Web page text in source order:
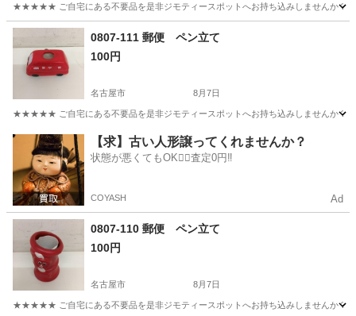
★★★★★ ご自宅にある不要品を是非ジモティースポットへお持ち込みしませんか？
愛知 名古屋市 現地
0807-111 郵便 ペン立て
100円
名古屋市 8月7日
★★★★★ ご自宅にある不要品を是非ジモティースポットへお持ち込みしませんか？
愛知 名古屋市 その他 現地
【求】古い人形譲ってくれませんか？
状態が悪くてもOK🙆‍♀️査定0円‼️
COYASH Ad
0807-110 郵便 ペン立て
100円
名古屋市 8月7日
★★★★★ ご自宅にある不要品を是非ジモティースポットへお持ち込みしませんか？